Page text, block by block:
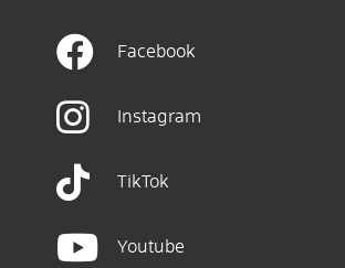
Facebook
Instagram
TikTok
Youtube